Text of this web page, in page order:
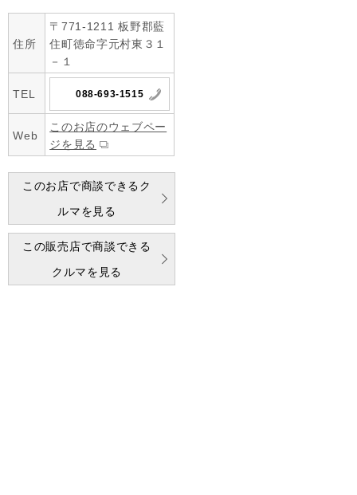
住所
〒771-1211 板野郡藍
住町徳命字元村東３１
－１
TEL 088-693-1515
Web
このお店のウェブペー
ジを見る
このお店で商談できるク
ルマを見る
この販売店で商談できる
クルマを見る